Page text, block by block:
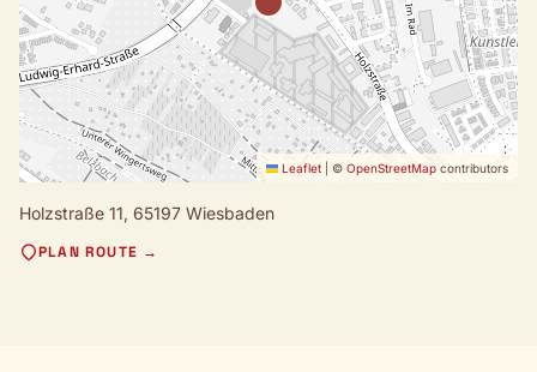
Leaflet © OpenStreetMap contributors
Holzstraße 11, 65197 Wiesbaden
PLAN ROUTE →